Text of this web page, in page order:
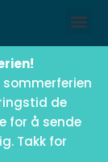
de
for å sende
Takk for